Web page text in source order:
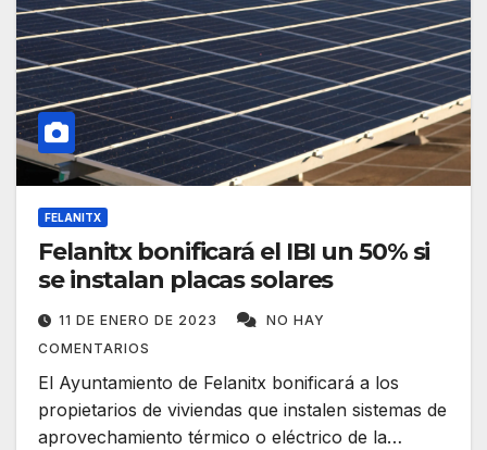
FELANITX
Felanitx bonificará el IBI un 50% si
se instalan placas solares
11 DE ENERO DE 2023
NO HAY
COMENTARIOS
El Ayuntamiento de Felanitx bonificará a los
propietarios de viviendas que instalen sistemas de
aprovechamiento térmico o eléctrico de la…